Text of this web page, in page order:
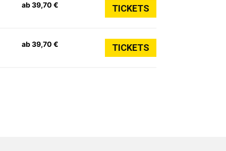
ab 39,70 € TICKETS
ab 39,70 € TICKETS